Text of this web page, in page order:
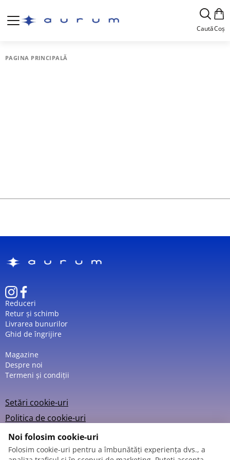
CautăCoș
PAGINA PRINCIPALĂ
Reduceri
Retur și schimb
Livrarea bunurilor
Ghid de îngrijire
Magazine
Despre noi
Termeni și condiții
Setări cookie-uri
Politica de cookie-uri
Noi folosim cookie-uri
Folosim cookie-uri pentru a îmbunătăți experiența dvs., a